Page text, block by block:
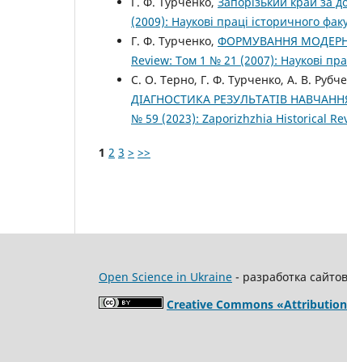
(2009): Наукові праці історичного
Г. Ф. Турченко, ФОРМУВАННЯ
Review: Том 1 № 21 (2007): Наукові
С. О. Терно, Г. Ф. Турченко, А. В.
ДІАГНОСТИКА РЕЗУЛЬТАТІВ
№ 59 (2023): Zaporizhzhia Historical
1 2 3 > >>
Open Science in Ukraine - разработка
Creative Commons